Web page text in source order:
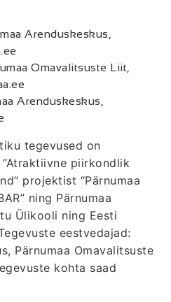
Arenduskeskus,
Omavalitsuste Liit,
Arenduskeskus,
tegevused on
piirkondlik
projektist “Pärnumaa
ning Pärnumaa
Ülikooli ning Eesti
eestvedajad:
Pärnumaa Omavalitsuste
kohta saad